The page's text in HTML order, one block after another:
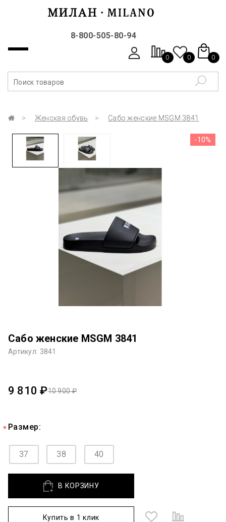
8-800-505-80-94
0 0 0
Женская обувь Сабо женские MSGM 3841
-10%
Сабо женские MSGM 3841
Артикул: 3841
10 900 ₽
9 810 ₽
Размер:
37 38 40
В КОРЗИНУ
Купить в 1 клик